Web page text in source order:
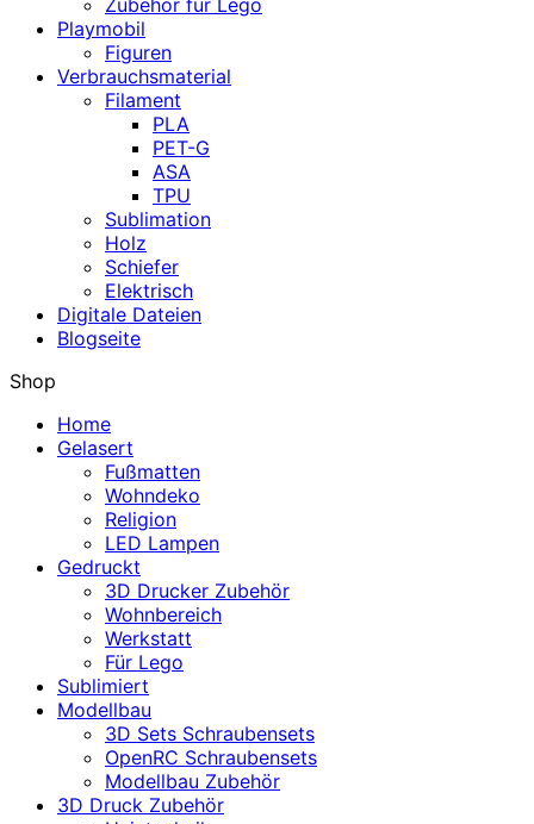
Playmobil
Figuren
Verbrauchsmaterial
Filament
PLA
PET-G
ASA
TPU
Sublimation
Holz
Schiefer
Elektrisch
Digitale Dateien
Blogseite
Shop
Home
Gelasert
Fußmatten
Wohndeko
Religion
LED Lampen
Gedruckt
3D Drucker Zubehör
Wohnbereich
Werkstatt
Für Lego
Sublimiert
Modellbau
3D Sets Schraubensets
OpenRC Schraubensets
Modellbau Zubehör
3D Druck Zubehör